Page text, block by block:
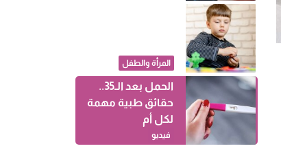
حياته اليومية؟
المرأة والطفل
الحمل بعد الـ35..
حقائق طبية مهمة
لكل أم
فيديو